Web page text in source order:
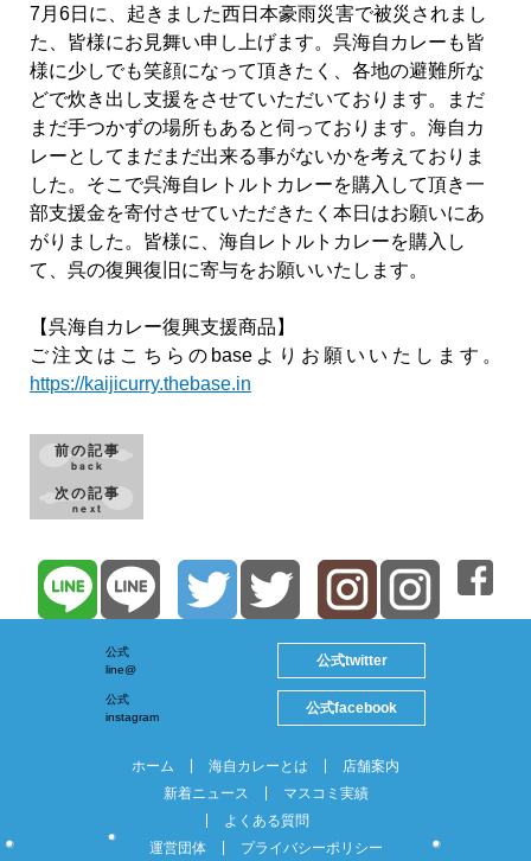
7月6日に、起きました西日本豪雨災害で被災されまし
た、皆様にお見舞い申し上げます。呉海自カレーも皆
様に少しでも笑顔になって頂きたく、各地の避難所な
どで炊き出し支援をさせていただいております。まだ
まだ手つかずの場所もあると伺っております。海自カ
レーとしてまだまだ出来る事がないかを考えておりま
した。そこで呉海自レトルトカレーを購入して頂き一
部支援金を寄付させていただきたく本日はお願いにあ
がりました。皆様に、海自レトルトカレーを購入し
て、呉の復興復旧に寄与をお願いいたします。
【呉海自カレー復興支援商品】
ご注文はこちらのbaseよりお願いいたします。
https://kaijicurry.thebase.in
前の記事
back
次の記事
next
公式
line@
公式twitter
公式
instagram
公式facebook
ホーム 海自カレーとは
店舗案内
新着ニュース
マスコミ実績
よくある質問
運営団体
プライバシーポリシー